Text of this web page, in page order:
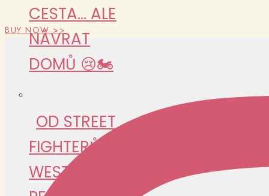
CESTA… ALE
NÁVRAT
DOMŮ 😢🏍️
OD STREET
FIGHTERŮ PO
WESTWERK:
BUY NOW >>